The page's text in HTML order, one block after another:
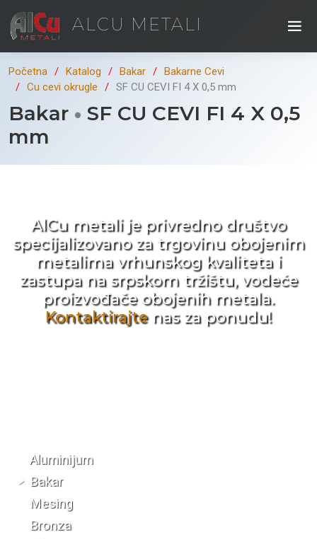
ALCU METALI
Početna Katalog Bakar
Bakarne Cevi
Cu cevi okrugle
SF CU CEVI FI 4 X 0,5 mm
Bakar
SF CU CEVI FI 4 X 0,5
mm
AlCu metali je privredno društvo
specijalizovano za trgovinu obojenim
metalima vrhunskog kvaliteta i
zastupa na srpskom tržištu, vodeće
proizvođače obojenih metala.
Kontaktirajtenas za ponudu!
Aluminijum
Bakar
Mesing
Bronza